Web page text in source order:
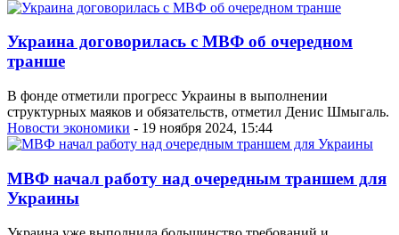
Украина договорилась с МВФ об очередном
транше
В фонде отметили прогресс Украины в выполнении
структурных маяков и обязательств, отметил Денис Шмыгаль.
Новости экономики - 19 ноября 2024, 15:44
МВФ начал работу над очередным траншем для
Украины